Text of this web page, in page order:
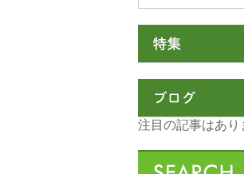
注目の記事はあり